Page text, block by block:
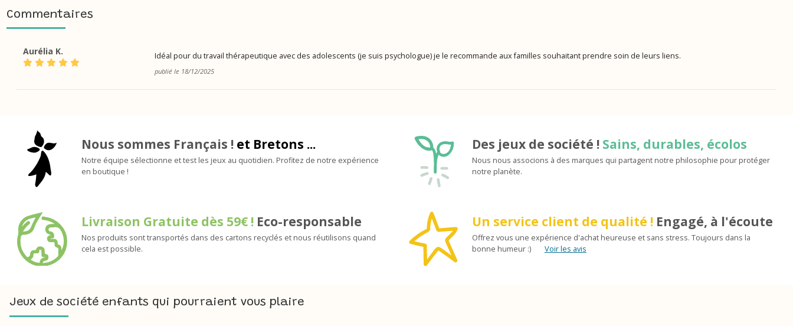
Commentaires
Aurélia K. Idéal pour du travail thérapeutique avec des adolescents (je suis psychologue) je le recommande aux familles souhaitant prendre soin de leurs liens.
publié le 18/12/2025
Nous sommes Français ! et Bretons ...
Notre équipe sélectionne et test les jeux au quotidien. Profitez de notre expérience
en boutique !
Des jeux de société ! Sains, durables, écolos
Nous nous associons à des marques qui partagent notre philosophie pour protéger
notre planète.
Livraison Gratuite dès 59€ ! Eco-responsable
Nos produits sont transportés dans des cartons recyclés et nous réutilisons quand
cela est possible.
Un service client de qualité ! Engagé, à l'écoute
Offrez vous une expérience d'achat heureuse et sans stress. Toujours dans la
bonne humeur :)
Voir les avis
Jeux de société enfants qui pourraient vous plaire